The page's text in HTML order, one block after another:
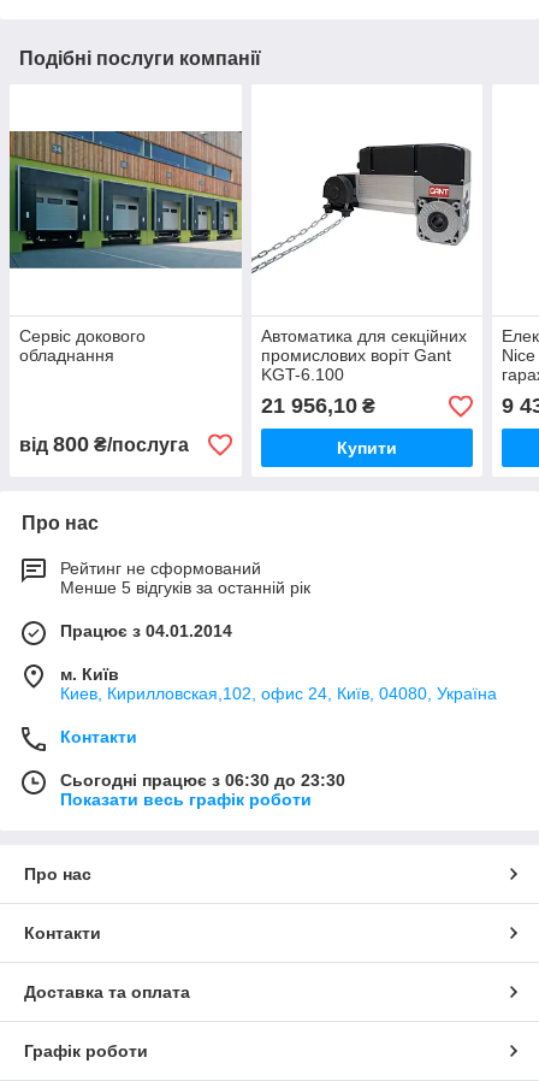
Подібні послуги компанії
Сервіс докового
обладнання
від 800 ₴/послуга
Автоматика для секційних
промислових воріт Gant
KGT-6.100
21 956,10₴
Купити
9
Про нас
Рейтинг не сформований
Менше 5 відгуків за останній рік
Працює з 04.01.2014
м. Київ
Киев, Кирилловская,102, офис 24, Київ, 04080, Україна
Контакти
Сьогодні працює з 06:30 до 23:30
Показати весь графік роботи
Про нас
Контакти
Доставка та оплата
Графік роботи